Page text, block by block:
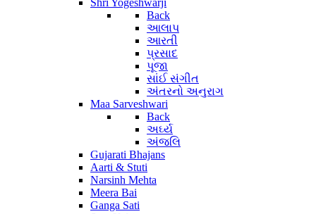
Back
આલાપ
આરતી
પ્રસાદ
પૂજા
સાંઈ સંગીત
અંતરનો અનુરાગ
Maa Sarveshwari
Back
અર્ઘ્ય
અંજલિ
Gujarati Bhajans
Aarti & Stuti
Narsinh Mehta
Meera Bai
Ganga Sati